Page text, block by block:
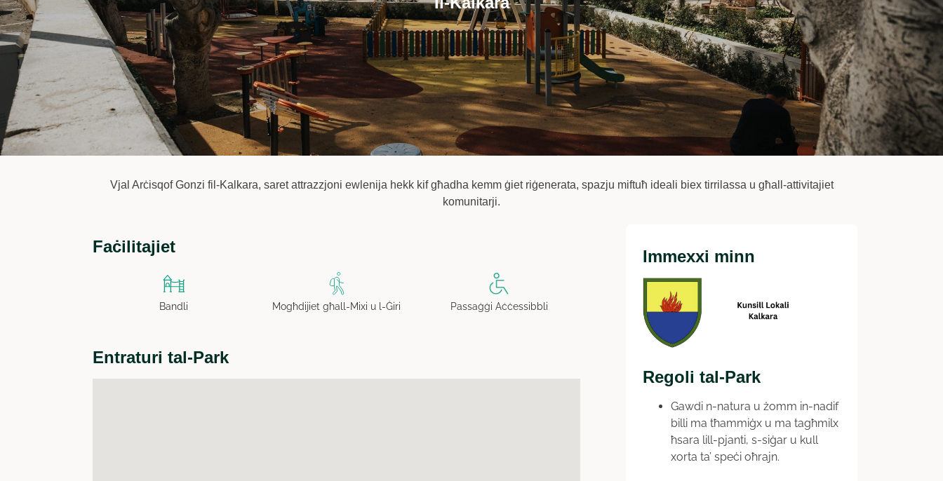
Vjal Arċisqof Gonzi fil-Kalkara, saret attrazzjoni ewlenija hekk kif għadha kemm ġiet riġenerata, spazju miftuħ ideali biex tirrilassa u għall-attivitajiet
komunitarji.
Faċilitajiet
Bandli Mogħdijiet għall-Mixi u l-Ġiri Passaġġi Aċċessibbli
Entraturi tal-Park
Immexxi minn
Regoli tal-Park
Gawdi n-natura u żomm in-nadif
billi ma tħammiġx u ma tagħmilx
ħsara lill-pjanti, s-siġar u kull
xorta ta’ speċi oħrajn.